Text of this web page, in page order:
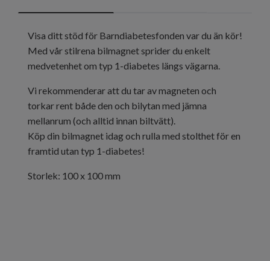
Visa ditt stöd för Barndiabetesfonden var du än kör!
Med vår stilrena bilmagnet sprider du enkelt
medvetenhet om typ 1-diabetes längs vägarna.
Vi rekommenderar att du tar av magneten och
torkar rent både den och bilytan med jämna
mellanrum (och alltid innan biltvätt).
Köp din bilmagnet idag och rulla med stolthet för en
framtid utan typ 1-diabetes!
Storlek: 100 x 100 mm